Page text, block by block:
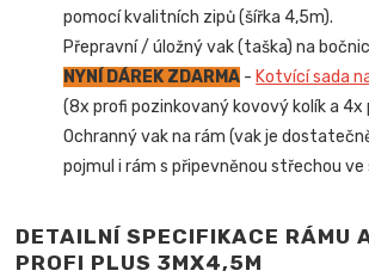
pomocí kvalitních zipů (šířka 4,5m).
Přepravní / úložný vak (taška) na
NYNÍ DÁREK ZDARMA - Kotvící sada
(8x profi pozinkovaný kovový kolík a 4x
Ochranný vak na rám (vak je
pojmul i rám s připevněnou střechou
DETAILNÍ SPECIFIKACE RÁMU
PROFI PLUS 3MX4,5M